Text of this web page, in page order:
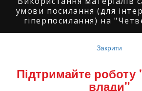
умови посилання (для
гіперпосилання) на
"Четверта влада":
Володимир Торбіч:
Закрити
Підтримайте роботу
влади"